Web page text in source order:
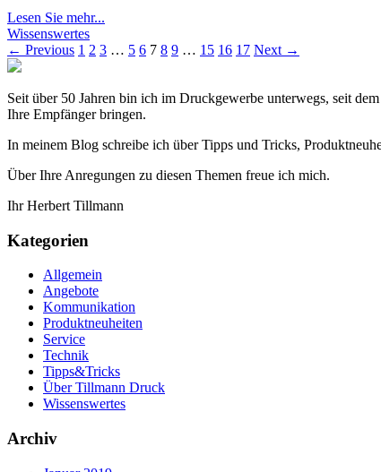
Lesen Sie mehr...
Wissenswertes
← Previous 1 2 3 … 5 6 7 8 9 … 15 16 17 Next →
Seit über 50 Jahren bin ich im Druckgewerbe unterwegs, seit
Ihre Empfänger bringen.
In meinem Blog schreibe ich über Tipps und Tricks,
Über Ihre Anregungen zu diesen Themen freue ich mich.
Ihr Herbert Tillmann
Kategorien
Allgemein
Angebote
Kommunikation
Produktneuheiten
Service
Technik
Tipps&Tricks
Über Tillmann Druck
Wissenswertes
Archiv